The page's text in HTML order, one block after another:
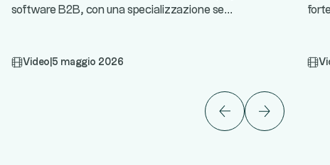
software B2B, con una specializzazione se...
Video 5 maggio 2026